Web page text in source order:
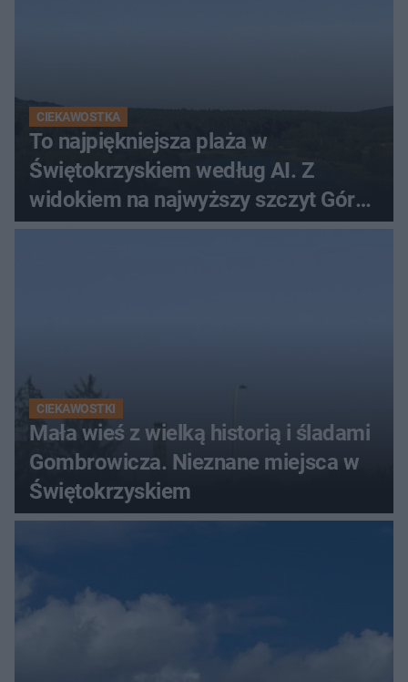
CIEKAWOSTKA
To najpiękniejsza plaża w
Świętokrzyskiem według AI. Z
widokiem na najwyższy szczyt Gór
Świętokrzyskich
CIEKAWOSTKI
Mała wieś z wielką historią i śladami
Gombrowicza. Nieznane miejsca w
Świętokrzyskiem